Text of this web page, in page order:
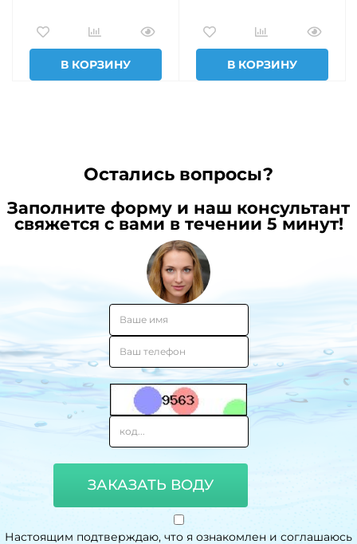
В КОРЗИНУ В КОРЗИНУ
Остались вопросы?
Заполните форму и наш консультант
свяжется с вами в течении 5 минут!
ЗАКАЗАТЬ ВОДУ
Настоящим подтверждаю, что я ознакомлен и соглашаюсь